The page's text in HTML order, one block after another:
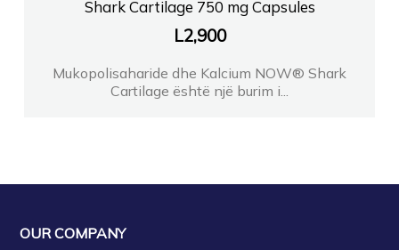
Shark Cartilage 750 mg Capsules
L2,900
Mukopolisaharide dhe Kalcium NOW® Shark
Cartilage është një burim i...
OUR COMPANY